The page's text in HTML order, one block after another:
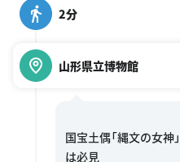
2分
山形県立博物館
国宝土偶「縄文の女